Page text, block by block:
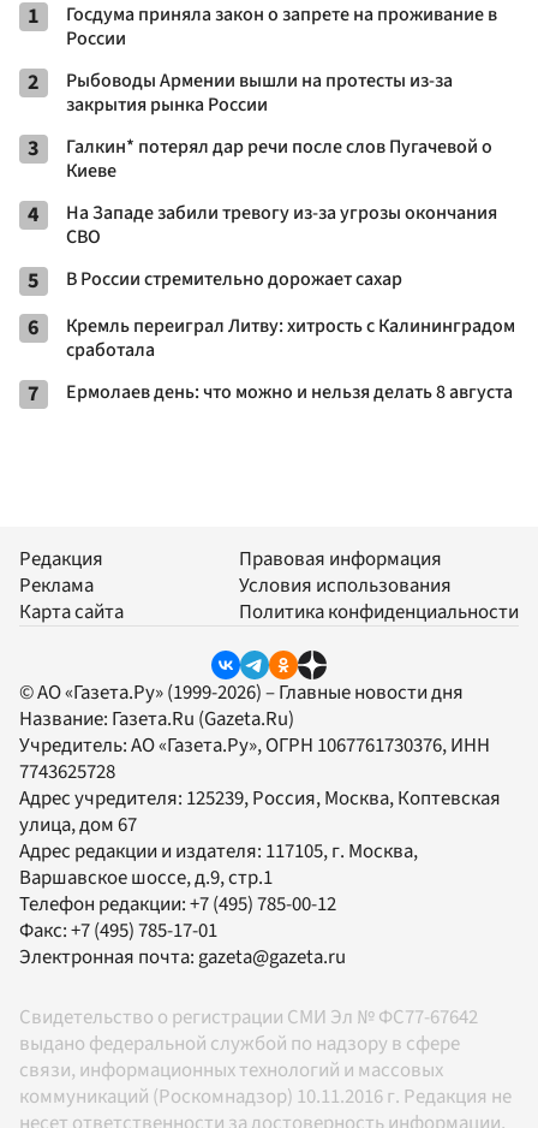
1
Госдума приняла закон о запрете на проживание в
России
2
Рыбоводы Армении вышли на протесты из-за
закрытия рынка России
3
Галкин* потерял дар речи после слов Пугачевой о
Киеве
4
На Западе забили тревогу из-за угрозы окончания
СВО
5 В России стремительно дорожает сахар
6
Кремль переиграл Литву: хитрость с Калининградом
сработала
7 Ермолаев день: что можно и нельзя делать 8 августа
Редакция
Реклама
Карта сайта
Правовая информация
Условия использования
Политика конфиденциальности
© АО «Газета.Ру» (1999-2026) – Главные новости дня
Название: Газета.Ru (Gazeta.Ru)
Учредитель:АО «Газета.Ру», ОГРН 1067761730376, ИНН
7743625728
Адрес учредителя: 125239, Россия, Москва, Коптевская
улица, дом 67
Адрес редакции и издателя: 117105, г. Москва,
Варшавское шоссе, д.9, стр.1
Телефон редакции:+7 (495) 785-00-12
Факс:+7 (495) 785-17-01
Электронная почта: gazeta@gazeta.ru
Свидетельство о регистрации СМИ Эл № ФС77-67642
выдано федеральной службой по надзору в сфере
связи, информационных технологий и массовых
коммуникаций (Роскомнадзор) 10.11.2016 г. Редакция не